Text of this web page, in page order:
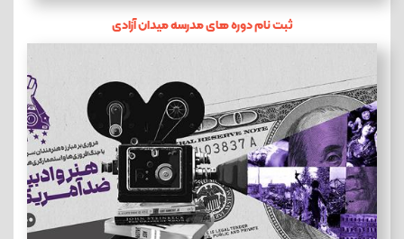
ثبت نام دوره های مدرسه میدان آزادی